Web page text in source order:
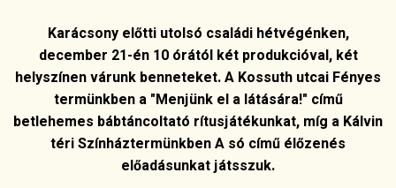
Karácsony előtti utolsó családi hétvégénken,
december 21-én 10 órától két produkcióval, két
helyszínen várunk benneteket. A Kossuth utcai Fényes
termünkben a "Menjünk el a látására!" című
betlehemes bábtáncoltató rítusjátékunkat, míg a Kálvin
téri Színháztermünkben A só című élőzenés
előadásunkat játsszuk.